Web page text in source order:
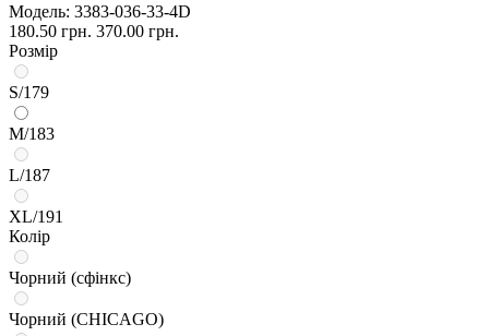
Модель: 3383-036-33-4D
180.50 грн. 370.00 грн.
Розмір
S/179
M/183
L/187
XL/191
Колір
Чорний (сфінкс)
Чорний (CHICAGO)